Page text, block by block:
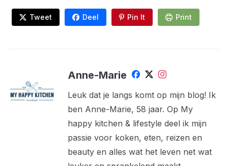
Tweet Deel Pin It Print
Anne-Marie
Leuk dat je langs komt op mijn blog! Ik
ben Anne-Marie, 58 jaar. Op My
happy kitchen & lifestyle deel ik mijn
passie voor koken, eten, reizen en
beauty en alles wat het leven net wat